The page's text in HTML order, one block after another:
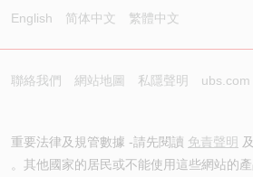
English 简体中文 繁體中文
聯絡我們 網站地圖 私隱聲明 ubs.com
重要法律及規管數據 -請先閱讀 免責聲明 及
。其他國家的居民或不能使用這些網站的